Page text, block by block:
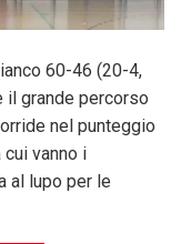
60-46 (20-4,
il grande percorso
nel punteggio
cui vanno i
al lupo per le